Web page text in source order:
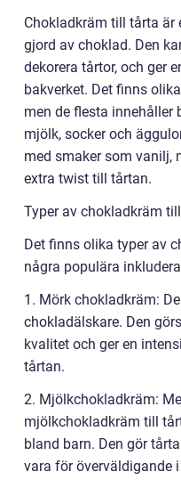
Chokladkräm till tårta
gjord av choklad. Den
dekorera tårtor, och ger
bakverket. Det finns
men de flesta innehåller
mjölk, socker och
med smaker som vanilj,
extra twist till tårtan.
Typer av chokladkräm
Det finns olika typer av
några populära
1. Mörk chokladkräm:
chokladälskare. Den
kvalitet och ger en
tårtan.
2. Mjölkchokladkräm:
mjölkchokladkräm till
bland barn. Den gör
vara för överväldigande